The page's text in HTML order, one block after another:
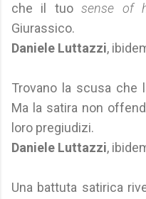
che il tuosense of
Giurassico.
Daniele Luttazzi,
Trovano la scusa che
Ma la satira non
loro pregiudizi.
Daniele Luttazzi,
Una battuta satirica